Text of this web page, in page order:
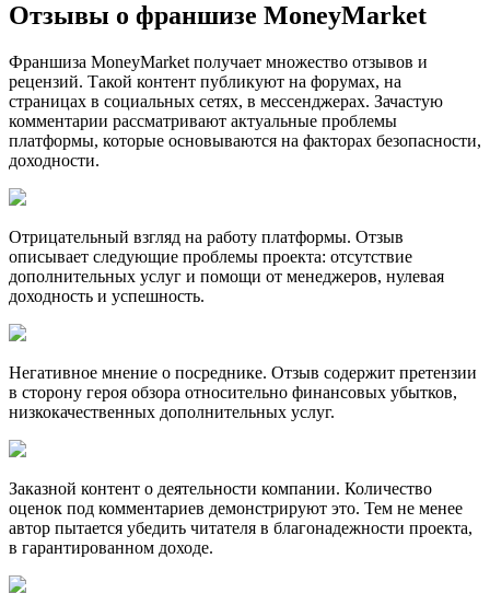
Отзывы о франшизе MoneyMarket
Франшиза MoneyMarket получает множество отзывов и
рецензий. Такой контент публикуют на форумах, на
страницах в социальных сетях, в мессенджерах. Зачастую
комментарии рассматривают актуальные проблемы
платформы, которые основываются на факторах безопасности,
доходности.
Отрицательный взгляд на работу платформы. Отзыв
описывает следующие проблемы проекта: отсутствие
дополнительных услуг и помощи от менеджеров, нулевая
доходность и успешность.
Негативное мнение о посреднике. Отзыв содержит претензии
в сторону героя обзора относительно финансовых убытков,
низкокачественных дополнительных услуг.
Заказной контент о деятельности компании. Количество
оценок под комментариев демонстрируют это. Тем не менее
автор пытается убедить читателя в благонадежности проекта,
в гарантированном доходе.